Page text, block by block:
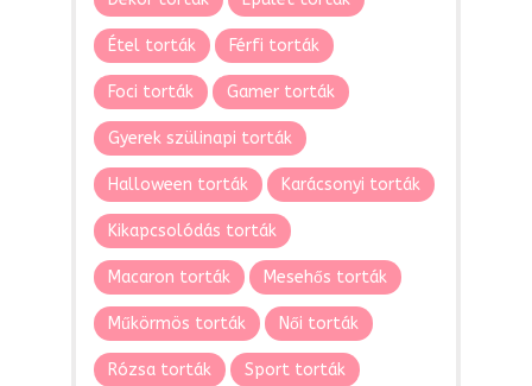
Étel torták Férfi torták
Foci torták Gamer torták
Gyerek szülinapi torták
Halloween torták Karácsonyi torták
Kikapcsolódás torták
Macaron torták Mesehős torták
Műkörmös torták Női torták
Rózsa torták Sport torták